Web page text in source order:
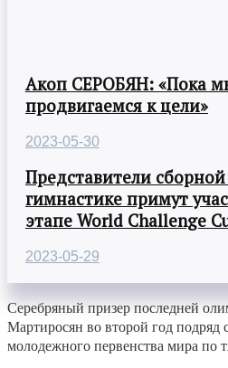
Акоп СЕРОБЯН: «Пока
продвигаемся к цели»
2023-05-30
Представители
гимнастике примут
этапе World Challenge
2023-05-29
Серебряный призер последней
Мартиросян во второй год подряд
молодежного первенства мира по